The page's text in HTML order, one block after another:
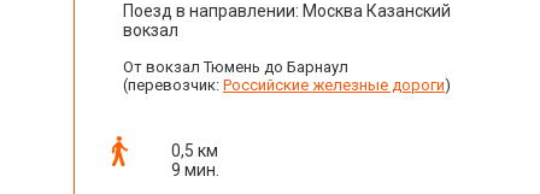
Поезд в направлении: Москва Казанский
вокзал
От вокзал Тюмень до Барнаул
(перевозчик: Российские железные дороги)
0,5 км
9 мин.